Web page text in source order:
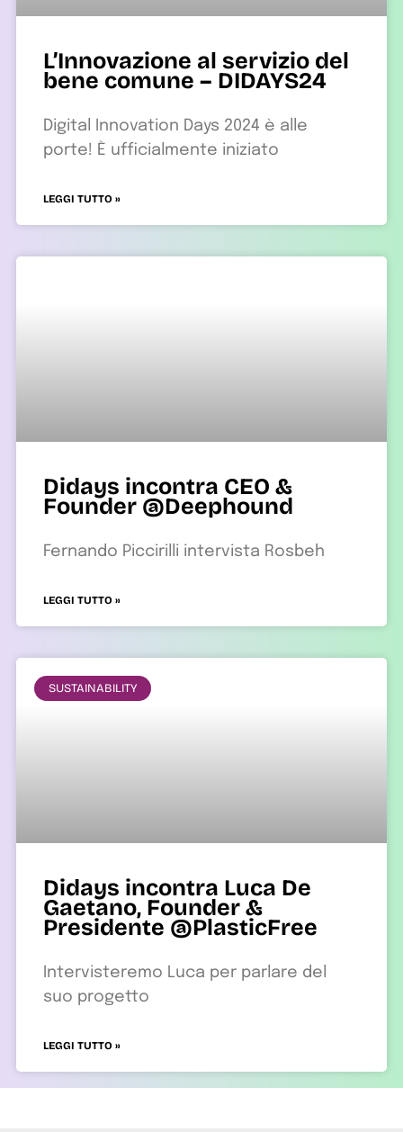
L’Innovazione al servizio del
bene comune – DIDAYS24
Digital Innovation Days 2024 è alle
porte! È ufficialmente iniziato
LEGGI TUTTO »
Didays incontra CEO &
Founder @Deephound
Fernando Piccirilli intervista Rosbeh
LEGGI TUTTO »
SUSTAINABILITY
Didays incontra Luca De
Gaetano, Founder &
Presidente @PlasticFree
Intervisteremo Luca per parlare del
suo progetto
LEGGI TUTTO »